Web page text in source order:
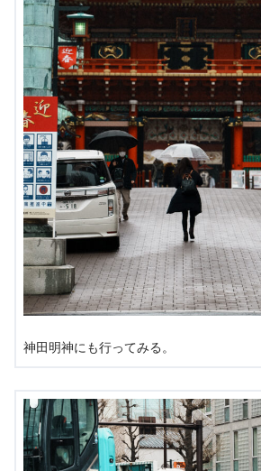
神田明神にも行ってみる。